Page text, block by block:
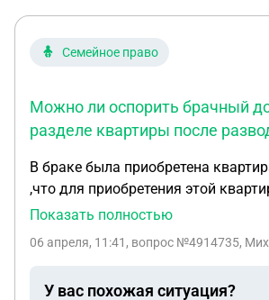
Семейное право
Можно ли оспорить брачный
разделе квартиры после
В браке была приобретена
,что для приобретения этой
свою долю в другой квартире (ДКП
до подачи заявления в мировой
Показать полностью
06 апреля, 11:41 , вопрос №4914735,
У вас похожая ситуация?